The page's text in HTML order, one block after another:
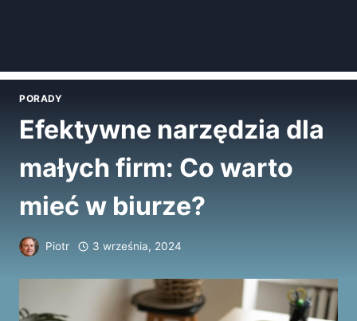
PORADY
Efektywne narzędzia dla
małych firm: Co warto
mieć w biurze?
Piotr 3 września, 2024